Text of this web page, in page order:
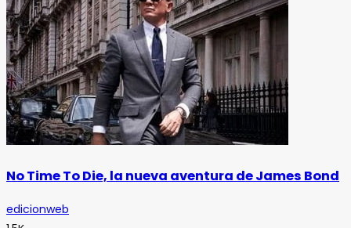
No Time To Die, la nueva aventura de James Bond
edicionweb